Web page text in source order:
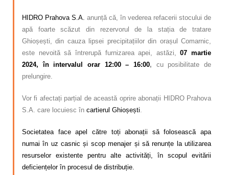
HIDRO Prahova S.A. anunță că, în vederea refacerii stocului de
apă foarte scăzut din rezervorul de la stația de tratare
Ghioșești, din cauza lipsei precipitațiilor din orașul Comarnic,
este nevoită să întrerupă furnizarea apei, astăzi,07 martie
2024, în intervalul orar 12:00 – 16:00, cu posibilitate de
prelungire.
Vor fi afectați parțial de această oprire abonații HIDRO Prahova
S.A. care locuiesc în cartierul Ghioșești
Societatea face apel către toți abonații să folosească apa
numai în uz casnic și scop menajer și să renunțe la utilizarea
resurselor existente pentru alte activități, în scopul evitării
deficiențelor în procesul de distribuție.